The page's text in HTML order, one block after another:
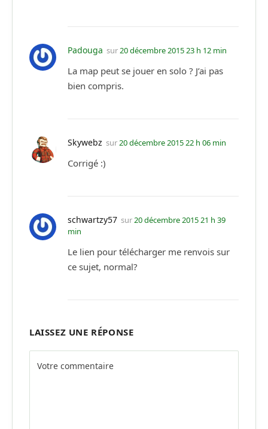
Padouga sur 20 décembre 2015 23 h 12 min
La map peut se jouer en solo ? J’ai pas
bien compris.
Skywebz sur 20 décembre 2015 22 h 06 min
Corrigé :)
schwartzy57 sur 20 décembre 2015 21 h 39
min
Le lien pour télécharger me renvois sur
ce sujet, normal?
LAISSEZ UNE RÉPONSE